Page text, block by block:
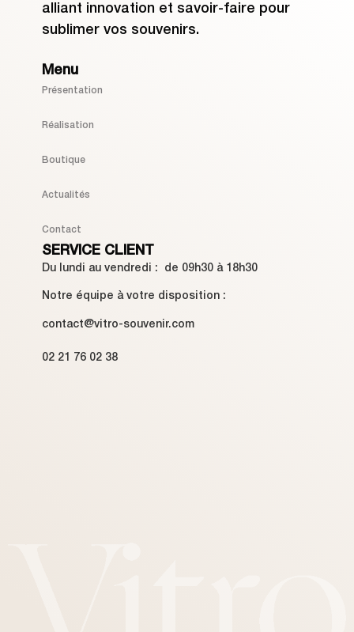
alliant innovation et savoir-faire pour
sublimer vos souvenirs.
Menu
Présentation
Réalisation
Boutique
Actualités
Contact
SERVICE CLIENT
Du lundi au vendredi : de 09h30 à 18h30
Notre équipe à votre disposition :
contact@vitro-souvenir.com
02 21 76 02 38